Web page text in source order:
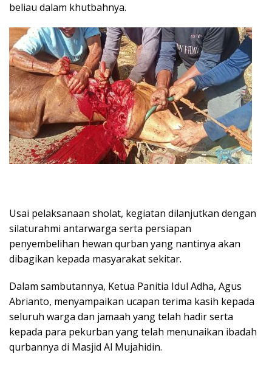
beliau dalam khutbahnya.
Usai pelaksanaan sholat, kegiatan dilanjutkan dengan
silaturahmi antarwarga serta persiapan
penyembelihan hewan qurban yang nantinya akan
dibagikan kepada masyarakat sekitar.
Dalam sambutannya, Ketua Panitia Idul Adha, Agus
Abrianto, menyampaikan ucapan terima kasih kepada
seluruh warga dan jamaah yang telah hadir serta
kepada para pekurban yang telah menunaikan ibadah
qurbannya di Masjid Al Mujahidin.